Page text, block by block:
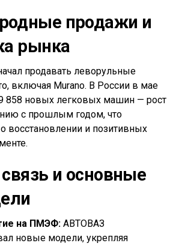
продажи и
рынка
продавать леворульные
включая Murano. В России в мае
858 новых легковых машин — рост
с прошлым годом, что
восстановлении и позитивных
и основные
на ПМЭФ:АВТОВАЗ
новые модели, укрепляя